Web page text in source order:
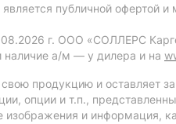
публичной
г. ООО «СОЛЛЕРС
наличие а/м — у дилера и на
продукцию и оставляет
опции и т.п.,
и информация,